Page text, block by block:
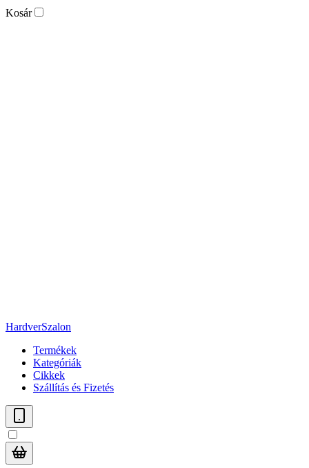
Kosár
HardverSzalon
Termékek
Kategóriák
Cikkek
Szállítás és Fizetés